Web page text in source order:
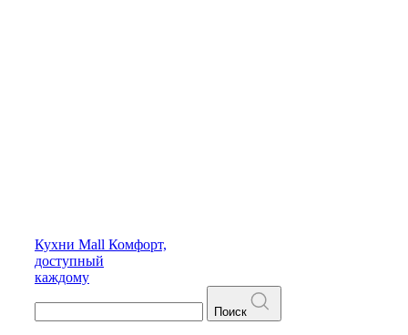
Кухни Mall Комфорт,
доступный
каждому
Поиск